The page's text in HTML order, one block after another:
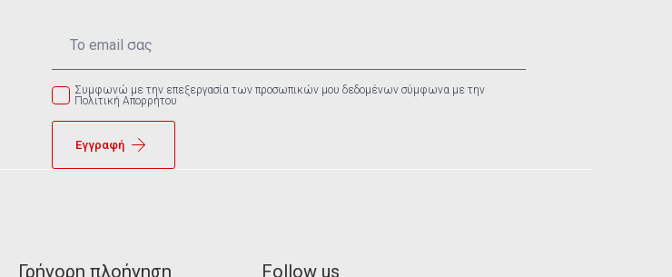
Συμφωνώ με την επεξεργασία των προσωπικών μου δεδομένων σύμφωνα με την
Πολιτική Απορρήτου
Εγγραφή
Γρήγορη πλοήγηση Follow us